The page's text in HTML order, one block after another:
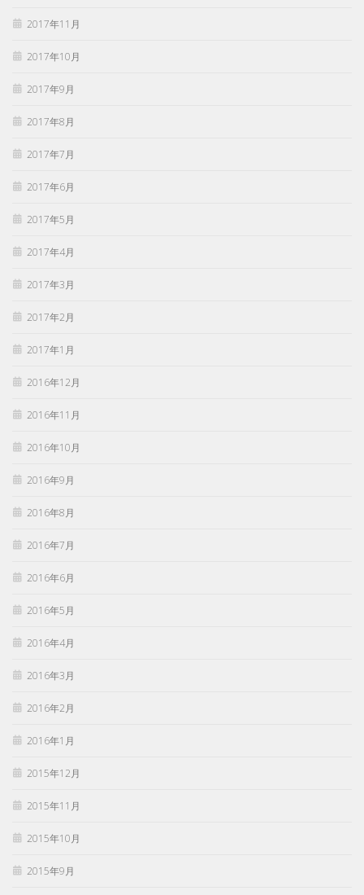
2017年11月
2017年10月
2017年9月
2017年8月
2017年7月
2017年6月
2017年5月
2017年4月
2017年3月
2017年2月
2017年1月
2016年12月
2016年11月
2016年10月
2016年9月
2016年8月
2016年7月
2016年6月
2016年5月
2016年4月
2016年3月
2016年2月
2016年1月
2015年12月
2015年11月
2015年10月
2015年9月